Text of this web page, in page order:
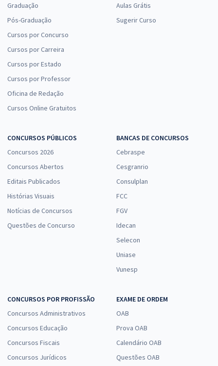
Graduação
Pós-Graduação
Cursos por Concurso
Cursos por Carreira
Cursos por Estado
Cursos por Professor
Oficina de Redação
Cursos Online Gratuitos
Aulas Grátis
Sugerir Curso
CONCURSOS PÚBLICOS
Concursos 2026
Concursos Abertos
Editais Publicados
Histórias Visuais
Notícias de Concursos
Questões de Concurso
BANCAS DE CONCURSOS
Cebraspe
Cesgranrio
Consulplan
FCC
FGV
Idecan
Selecon
Uniase
Vunesp
CONCURSOS POR PROFISSÃO
Concursos Administrativos
Concursos Educação
Concursos Fiscais
Concursos Jurídicos
EXAME DE ORDEM
OAB
Prova OAB
Calendário OAB
Questões OAB